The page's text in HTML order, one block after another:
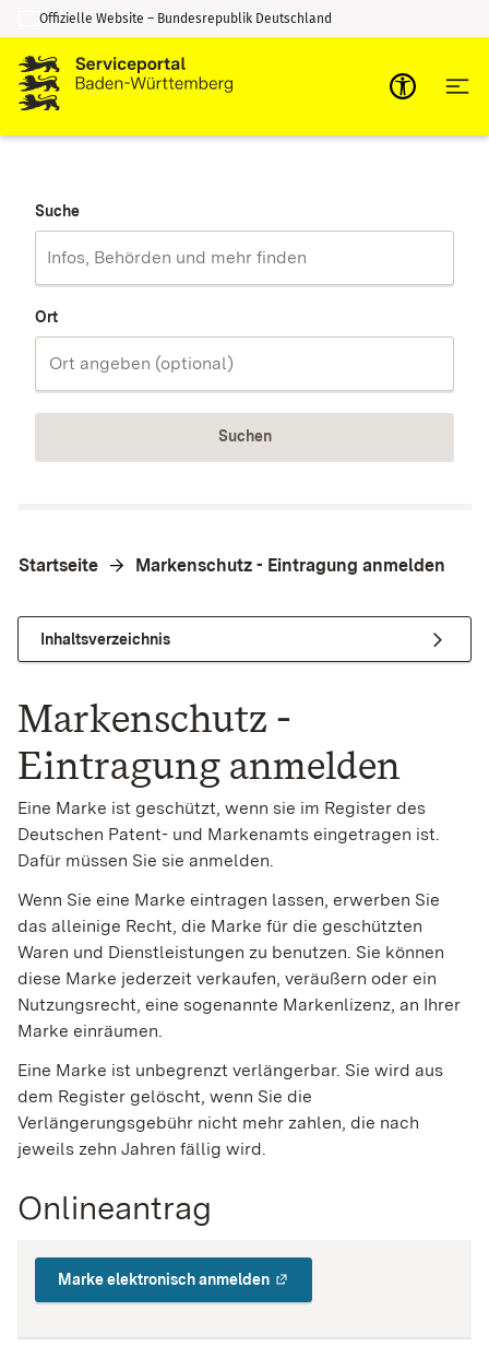
Zum Inhalt springen
Zur Suche springen
Offizielle Website – Bundesrepublik Deutschland
Suche
Ort
Suchen
Startseite Markenschutz - Eintragung anmelden
Inhaltsverzeichnis
Markenschutz -
Eintragung anmelden
Eine Marke ist geschützt, wenn sie im Register des
Deutschen Patent- und Markenamts eingetragen ist.
Dafür müssen Sie sie anmelden.
Wenn Sie eine Marke eintragen lassen, erwerben Sie
das alleinige Recht, die Marke für die geschützten
Waren und Dienstleistungen zu benutzen. Sie können
diese Marke jederzeit verkaufen, veräußern oder ein
Nutzungsrecht, eine sogenannte Markenlizenz, an Ihrer
Marke einräumen.
Eine Marke ist unbegrenzt verlängerbar. Sie wird aus
dem Register gelöscht, wenn Sie die
Verlängerungsgebühr nicht mehr zahlen, die nach
jeweils zehn Jahren fällig wird.
Onlineantrag
Marke elektronisch anmelden